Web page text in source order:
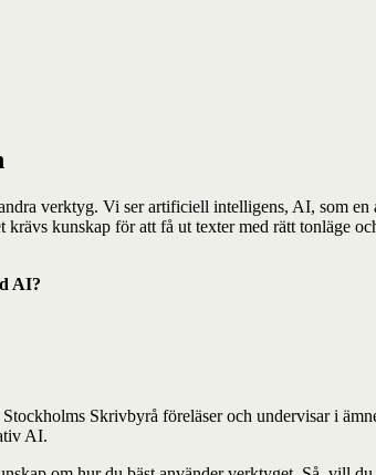
verktyg. Vi ser artificiell intelligens, AI, som en
kunskap för att få ut texter med rätt tonläge
AI?
Skrivbyrå föreläser och undervisar i
AI.